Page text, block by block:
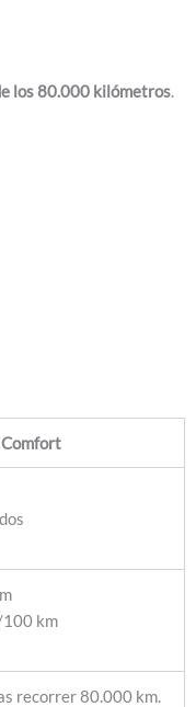
los 80.000 kilómetros.
Comfort
km
recorrer 80.000 km.